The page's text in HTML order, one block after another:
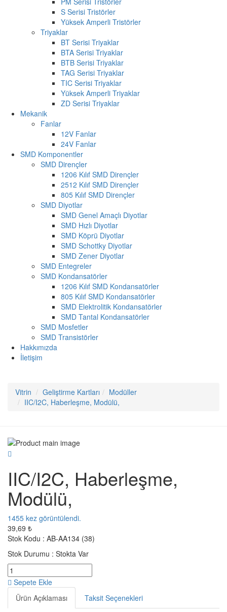
S Serisi Tristörler
Yüksek Amperli Tristörler
Triyaklar
BT Serisi Triyaklar
BTA Serisi Triyaklar
BTB Serisi Triyaklar
TAG Serisi Triyaklar
TIC Serisi Triyaklar
Yüksek Amperli Triyaklar
ZD Serisi Triyaklar
Mekanik
Fanlar
12V Fanlar
24V Fanlar
SMD Komponentler
SMD Dirençler
1206 Kılıf SMD Dirençler
2512 Kılıf SMD Dirençler
805 Kılıf SMD Dirençler
SMD Diyotlar
SMD Genel Amaçlı Diyotlar
SMD Hızlı Diyotlar
SMD Köprü Diyotlar
SMD Schottky Diyotlar
SMD Zener Diyotlar
SMD Entegreler
SMD Kondansatörler
1206 Kılıf SMD Kondansatörler
805 Kılıf SMD Kondansatörler
SMD Elektrolitik Kondansatörler
SMD Tantal Kondansatörler
SMD Mosfetler
SMD Transistörler
Hakkımızda
İletişim
Vitrin Geliştirme Kartları
Modüller
IIC/I2C, Haberleşme, Modülü,
IIC/I2C, Haberleşme,
Modülü,
1455 kez görüntülendi.
39,69 ₺
Stok Kodu : AB-AA134 (38)
Stok Durumu : Stokta Var
Sepete Ekle
Ürün Açıklaması
Taksit Seçenekleri